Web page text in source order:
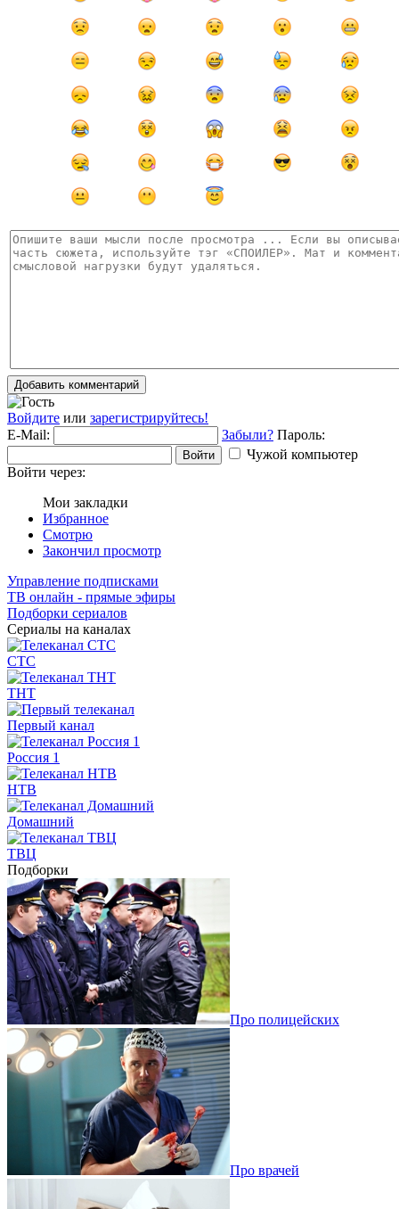
Добавить комментарий
Войдите или зарегистрируйтесь!
E-Mail:
Забыли? Пароль:
Войти
Чужой компьютер
Войти через:
Мои закладки
Избранное
Смотрю
Закончил просмотр
Управление подписками
ТВ онлайн - прямые эфиры
Подборки сериалов
Сериалы на каналах
СТС
ТНТ
Первый канал
Россия 1
НТВ
Домашний
ТВЦ
Подборки
Про полицейских
Про врачей